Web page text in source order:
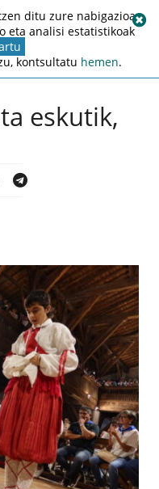
eskutik,
ditu zure nabigazioa
eta analisi estatistikoak
kontsultatu hemen.